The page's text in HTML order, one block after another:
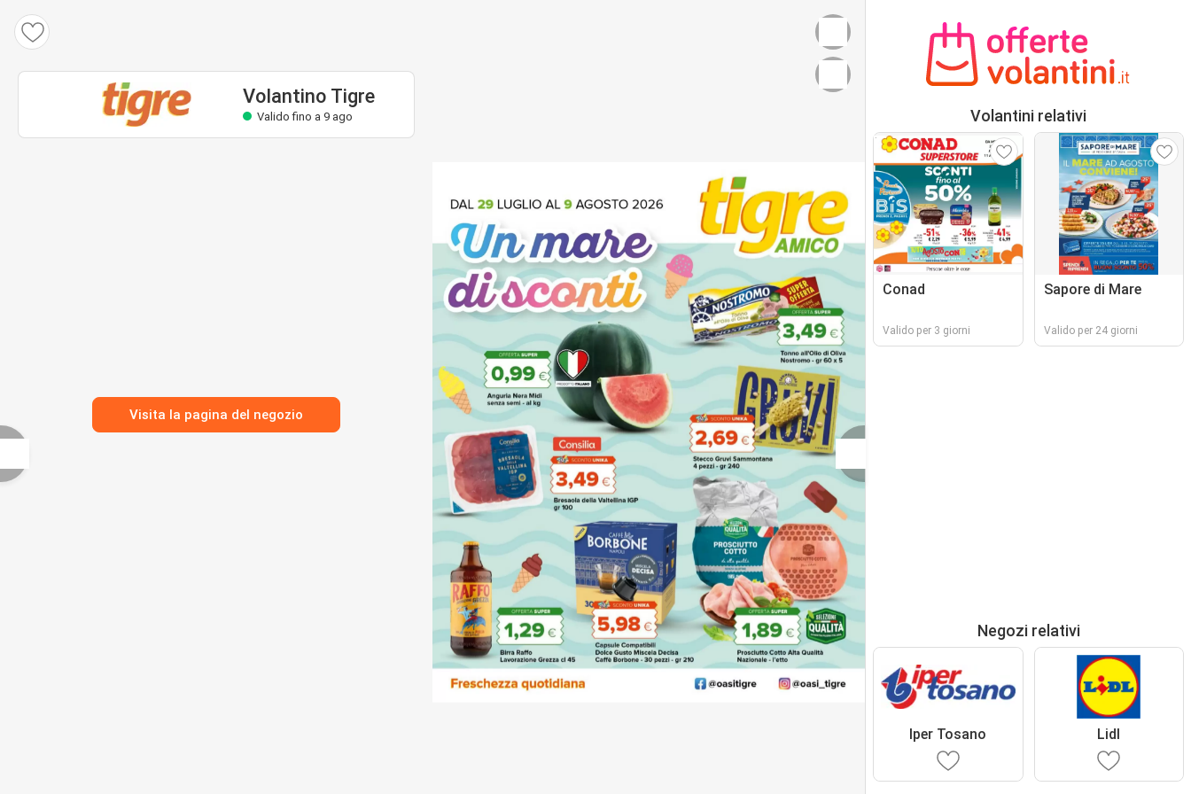
Volantino Tigre
Valido fino a 9 ago
Visita la pagina del negozio
Volantini relativi
Conad
Valido per 3 giorni
Sapore di Mare
Valido per 24 giorni
Negozi relativi
Iper Tosano Lidl